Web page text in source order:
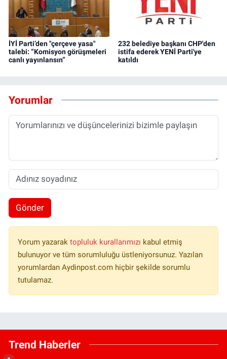
İYİ Parti’den "çerçeve yasa"
talebi: “Komisyon görüşmeleri
canlı yayınlansın”
232 belediye başkanı CHP'den
istifa ederek YENİ Parti'ye
katıldı
Yorumlar
Gönder
Yorum yazarak topluluk kurallarımızı kabul etmiş
bulunuyor ve tüm sorumluluğu üstleniyorsunuz. Yazılan
yorumlardan Aydinpost.com hiçbir şekilde sorumlu
tutulamaz.
Trend Haberler